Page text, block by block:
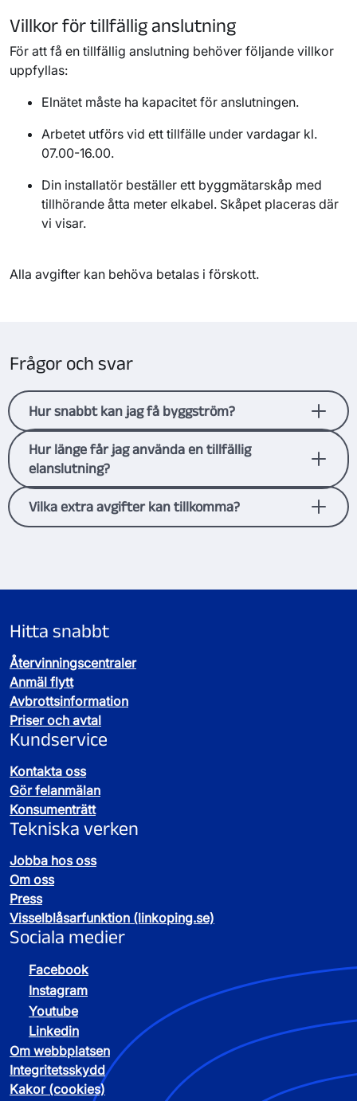
Villkor för tillfällig anslutning
För att få en tillfällig anslutning behöver följande villkor
uppfyllas:
Elnätet måste ha kapacitet för anslutningen.
Arbetet utförs vid ett tillfälle under vardagar kl.
07.00-16.00.
Din installatör beställer ett byggmätarskåp med
tillhörande åtta meter elkabel. Skåpet placeras där
vi visar.
Alla avgifter kan behöva betalas i förskott.
Frågor och svar
Hur snabbt kan jag få byggström?
Vanligtvis inom fem arbetsdagar när anslutningen
är upp till 100 ampere. Större anslutningar kan ta
längre tid.
Hur länge får jag använda en tillfällig
elanslutning?
Du kan använda den i upp till ett år. Behöver du
längre tid behöver vi komma överens
Vilka extra avgifter kan tillkomma?
Hitta snabbt
Återvinningscentraler
Anmäl flytt
Avbrottsinformation
Priser och avtal
Kundservice
Kontakta oss
Gör felanmälan
Konsumenträtt
Tekniska verken
Jobba hos oss
Om oss
Press
Visselblåsarfunktion (linkoping.se)
Sociala medier
Facebook
Instagram
Youtube
Linkedin
Om webbplatsen
Integritetsskydd
Kakor (cookies)